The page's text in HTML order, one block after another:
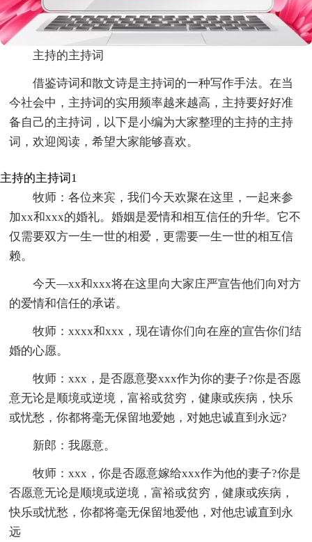
主持的主持词
借鉴诗词和散文诗是主持词的一种写作手法。在当
今社会中，主持词的实用频率越来越高，主持要好好准
备自己的主持词，以下是小编为大家整理的主持的主持
词，欢迎阅读，希望大家能够喜欢。
主持的主持词1
牧师：各位来宾，我们今天欢聚在这里，一起来参
加xx和xxx的婚礼。婚姻是爱情和相互信任的升华。它不
仅需要双方一生一世的相爱，更需要一生一世的相互信
赖。
今天—xx和xxx将在这里向大家庄严宣告他们向对方
的爱情和信任的承诺。
牧师：xxxx和xxx，现在请你们向在座的宣告你们结
婚的心愿。
牧师：xxx，是否愿意娶xxx作为你的妻子?你是否愿
意无论是顺境或逆境，富裕或贫穷，健康或疾病，快乐
或忧愁，你都将毫无保留地爱她，对她忠诚直到永远?
新郎：我愿意。
牧师：xxx，你是否愿意嫁给xxx作为他的妻子?你是
否愿意无论是顺境或逆境，富裕或贫穷，健康或疾病，
快乐或忧愁，你都将毫无保留地爱他，对他忠诚直到永
远